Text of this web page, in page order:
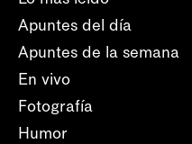
Apuntes del día
Apuntes de la semana
En vivo
Fotografía
Humor